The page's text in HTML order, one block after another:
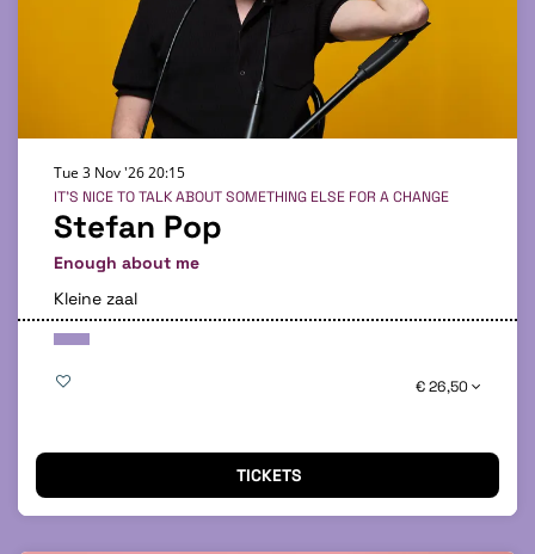
Stefan Pop
Enough about me
IT'S NICE TO TALK ABOUT SOMETHING ELSE FOR A CHANGE
Tue 3 Nov '2620:15
Kleine zaal
€ 26,50
TICKETS